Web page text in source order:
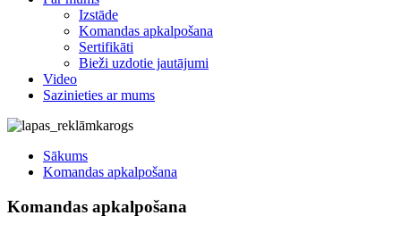
Izstāde
Komandas apkalpošana
Sertifikāti
Bieži uzdotie jautājumi
Video
Sazinieties ar mums
Sākums
Komandas apkalpošana
Komandas apkalpošana